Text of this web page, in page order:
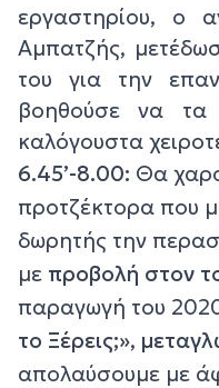
εργαστηρίου, ο
Αμπατζής,
του για την
βοηθούσε να τα
καλόγουστα
6.45’-8.00: Θα
προτζέκτορα που
δωρητής την
με προβολή στον
παραγωγή του
το Ξέρεις;»,
απολαύσουμε με